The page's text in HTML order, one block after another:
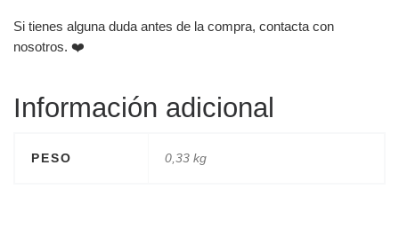
Si tienes alguna duda antes de la compra, contacta con
nosotros. ❤️
Información adicional
PESO 0,33 kg